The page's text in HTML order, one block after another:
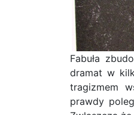
Fabuła
dramat w
tragizmem
prawdy